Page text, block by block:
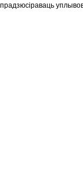
прадзюсіраваць